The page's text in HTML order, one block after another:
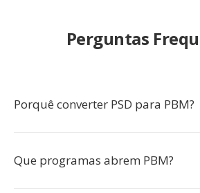
Perguntas
Porquê converter PSD para PBM?
Que programas abrem PBM?